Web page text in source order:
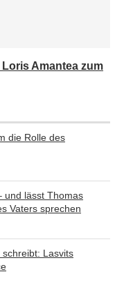
Amantea zum
die Rolle des
und lässt Thomas
Vaters sprechen
Lasvits